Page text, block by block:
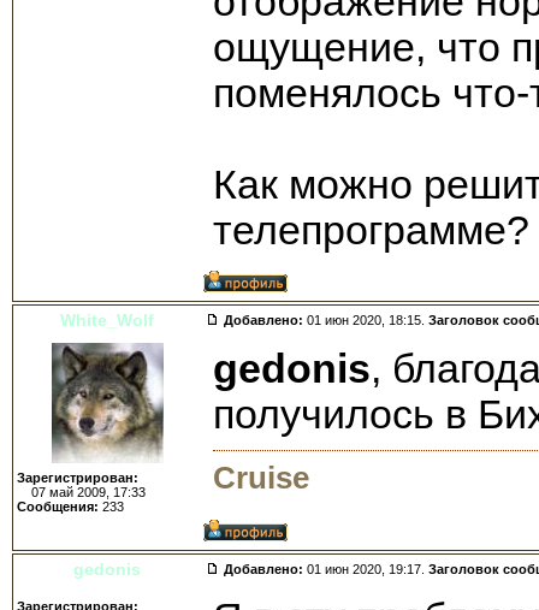
ощущение, что
поменялось что-
Как можно
телепрограмме?
White_Wolf Добавлено: 01 июн 2020, 18:15. Заголовок
Зарегистрирован:
07 май 2009, 17:33
Сообщения: 233
gedonis,
получилось в
Cruise
gedonis Добавлено: 01 июн 2020, 19:17. Заголовок
Зарегистрирован: